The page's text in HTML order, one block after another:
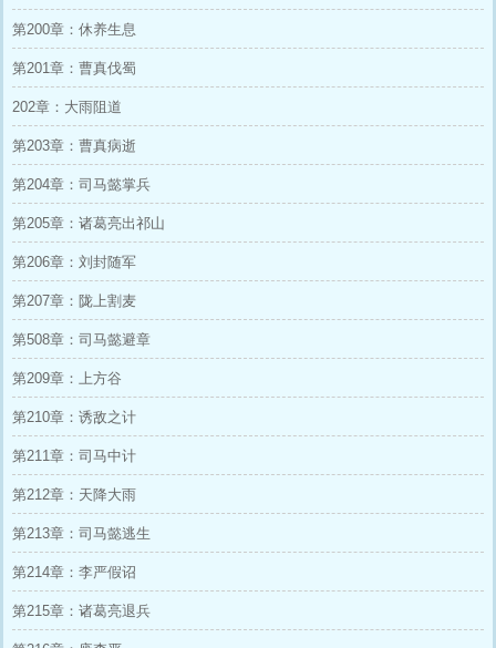
第200章：休养生息
第201章：曹真伐蜀
202章：大雨阻道
第203章：曹真病逝
第204章：司马懿掌兵
第205章：诸葛亮出祁山
第206章：刘封随军
第207章：陇上割麦
第508章：司马懿避章
第209章：上方谷
第210章：诱敌之计
第211章：司马中计
第212章：天降大雨
第213章：司马懿逃生
第214章：李严假诏
第215章：诸葛亮退兵